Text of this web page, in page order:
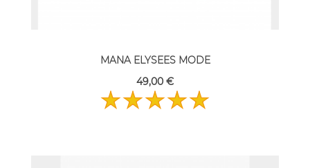
MANA ELYSEES MODE
49,00 €